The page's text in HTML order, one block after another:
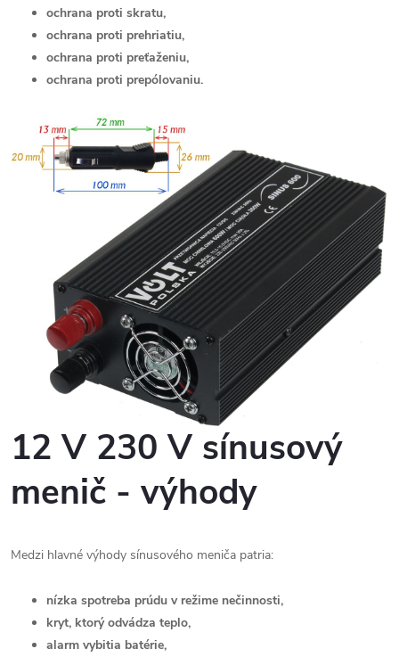
ochrana proti skratu,
ochrana proti prehriatiu,
ochrana proti preťaženiu,
ochrana proti prepólovaniu.
12 V 230 V sínusový
menič - výhody
Medzi hlavné výhody sínusového meniča patria:
nízka spotreba prúdu v režime nečinnosti,
kryt, ktorý odvádza teplo,
alarm vybitia batérie,